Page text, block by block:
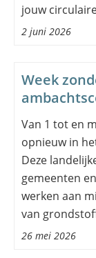
jouw
2 juni 2026
Week
Van 1 tot en
opnieuw in
Deze
gemeenten
werken aan
van
26 mei 2026